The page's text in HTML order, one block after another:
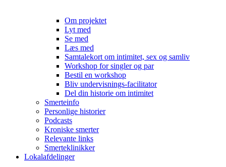
Om projektet
Lyt med
Se med
Læs med
Samtalekort om intimitet, sex og samliv
Workshop for singler og par
Bestil en workshop
Bliv undervisnings-facilitator
Del din historie om intimitet
Smerteinfo
Personlige historier
Podcasts
Kroniske smerter
Relevante links
Smerteklinikker
Lokalafdelinger